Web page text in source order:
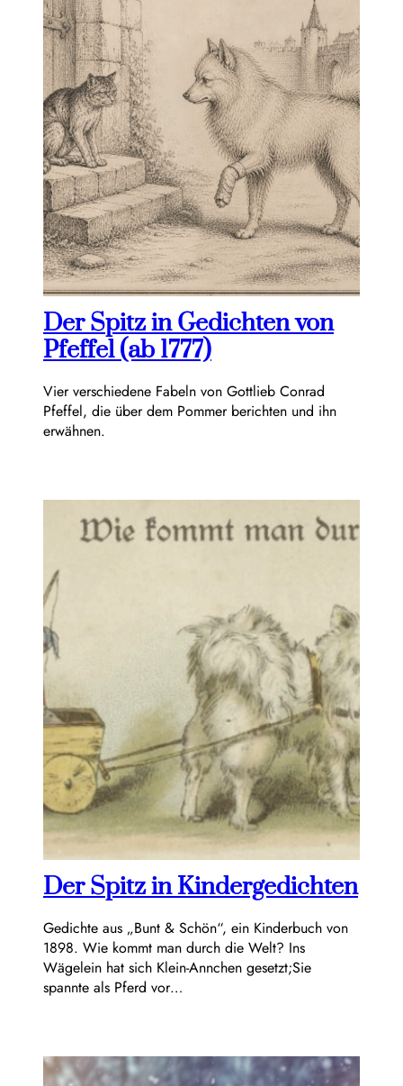
Der Spitz in Gedichten von
Pfeffel (ab 1777)
Vier verschiedene Fabeln von Gottlieb Conrad
Pfeffel, die über dem Pommer berichten und ihn
erwähnen.
Der Spitz in Kindergedichten
Gedichte aus „Bunt & Schön“, ein Kinderbuch von
1898. Wie kommt man durch die Welt? Ins
Wägelein hat sich Klein-Annchen gesetzt;Sie
spannte als Pferd vor…